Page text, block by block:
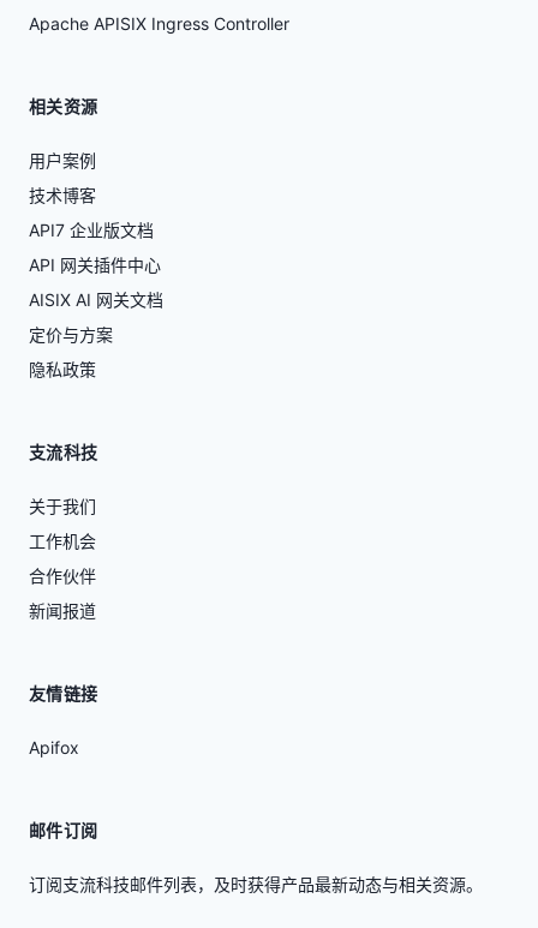
Apache APISIX Ingress Controller
相关资源
用户案例
技术博客
API7 企业版文档
API 网关插件中心
AISIX AI 网关文档
定价与方案
隐私政策
支流科技
关于我们
工作机会
合作伙伴
新闻报道
友情链接
Apifox
邮件订阅
订阅支流科技邮件列表，及时获得产品最新动态与相关资源。